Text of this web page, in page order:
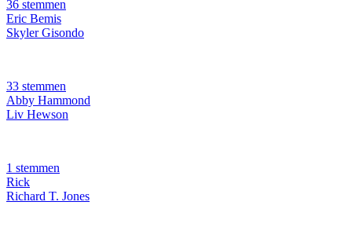
36 stemmen
Eric Bemis
Skyler Gisondo
33 stemmen
Abby Hammond
Liv Hewson
1 stemmen
Rick
Richard T. Jones